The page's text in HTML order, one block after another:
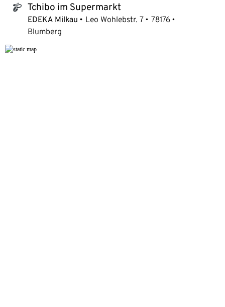
tchibo_logo Tchibo im Supermarkt
EDEKA Milkau Leo Wohlebstr. 7
78176
Blumberg